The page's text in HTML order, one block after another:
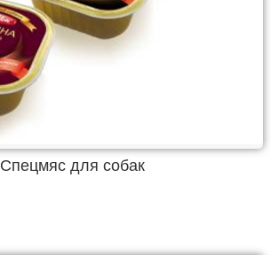
Спецмяс для собак